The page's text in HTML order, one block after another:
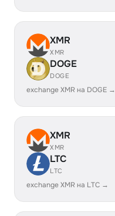
XMR
XMR
DOGE
DOGE
exchange XMR на DOGE →
XMR
XMR
LTC
LTC
exchange XMR на LTC →